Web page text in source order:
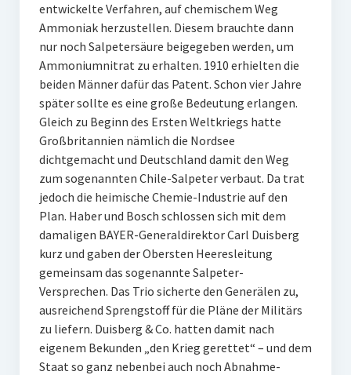
entwickelte Verfahren, auf chemischem Weg
Ammoniak herzustellen. Diesem brauchte dann
nur noch Salpetersäure beigegeben werden, um
Ammoniumnitrat zu erhalten. 1910 erhielten die
beiden Männer dafür das Patent. Schon vier Jahre
später sollte es eine große Bedeutung erlangen.
Gleich zu Beginn des Ersten Weltkriegs hatte
Großbritannien nämlich die Nordsee
dichtgemacht und Deutschland damit den Weg
zum sogenannten Chile-Salpeter verbaut. Da trat
jedoch die heimische Chemie-Industrie auf den
Plan. Haber und Bosch schlossen sich mit dem
damaligen BAYER-Generaldirektor Carl Duisberg
kurz und gaben der Obersten Heeresleitung
gemeinsam das sogenannte Salpeter-
Versprechen. Das Trio sicherte den Generälen zu,
ausreichend Sprengstoff für die Pläne der Militärs
zu liefern. Duisberg & Co. hatten damit nach
eigenem Bekunden „den Krieg gerettet“ – und dem
Staat so ganz nebenbei auch noch Abnahme-